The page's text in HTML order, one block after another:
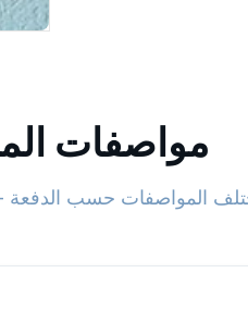
مواصفات
تختلف المواصفات حسب